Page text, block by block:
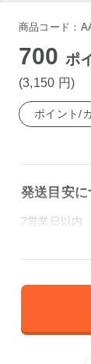
商品コード：
700ポ
(3,150 円)
ポイント/
発送目安に
7営業日以内